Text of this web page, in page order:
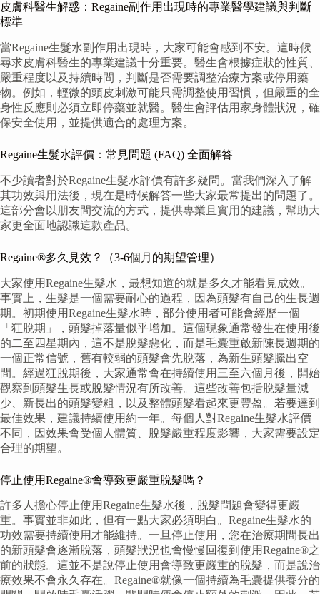
皮膚科醫生解惑：Regaine副作用出現時的專業醫學建議與判斷
標準
當Regaine生髮水副作用出現時，大家可能會感到不安。這時候
尋求皮膚科醫生的專業建議十分重要。醫生會根據症狀的性質、
嚴重程度以及持續時間，判斷是否需要調整治療方案或停用藥
物。例如，輕微的頭皮刺激可能只需調整使用習慣，但嚴重的全
身性反應則必須立即停藥並就醫。醫生會評估用家身體狀況，確
保安全使用，並提供適合的處理方案。
Regaine生髮水評價：常見問題 (FAQ) 全面解答
不少讀者對於Regaine生髮水評價有許多疑問。當我們深入了解
其功效與用法後，現在是時候解答一些大家最常提出的問題了。
這部分會以朋友間交流的方式，提供專業且實用的建議，幫助大
家更全面地認識這款產品。
Regaine®多久見效？（3-6個月的期望管理）
大家使用Regaine生髮水，最想知道的就是多久才能看見成效。
事實上，生髮是一個需要耐心的過程，因為頭髮有自己的生長週
期。初期使用Regaine生髮水時，部分使用者可能會經歷一個
「狂脫期」，頭髮掉落量似乎增加。這個現象通常發生在使用後
的二至四星期內，這不是脫髮惡化，而是毛囊重啟新陳長週期的
一個正常信號，舊有較弱的頭髮會先脫落，為新生頭髮騰出空
間。經過狂脫期後，大家通常會在持續使用三至六個月後，開始
觀察到頭髮生長或脫髮情況有所改善。這些改善包括脫髮量減
少、新長出的頭髮變粗，以及整體頭髮看起來更豐盈。若要達到
最佳效果，建議持續使用約一年。每個人對Regaine生髮水評價
不同，因效果會受個人體質、脫髮嚴重程度影響，大家需要設定
合理的期望。
停止使用Regaine®會導致更嚴重脫髮嗎？
許多人擔心停止使用Regaine生髮水後，脫髮問題會變得更嚴
重。事實並非如此，但有一點大家必須明白。Regaine生髮水的
功效需要持續使用才能維持。一旦停止使用，您在治療期間長出
的新頭髮會逐漸脫落，頭髮狀況也會慢慢回復到使用Regaine®之
前的狀態。這並不是說停止使用會導致更嚴重的脫髮，而是說治
療效果不會永久存在。Regaine®就像一個持續為毛囊提供養分的